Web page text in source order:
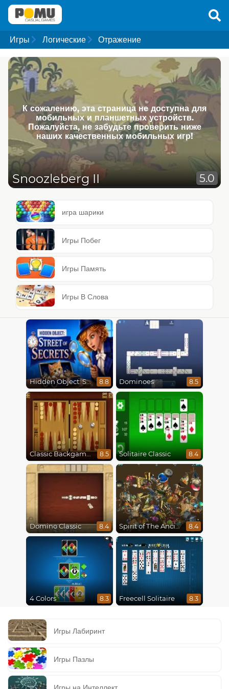
Игры Логические Отражение
К сожалению, эта страница не доступна для
мобильных и планшетных устройств.
Пожалуйста, не забудьте проверить ниже
наших качественных мобильных игр!
Snoozleberg II 5.0
игра шарики
Игры Побег
Игры Память
Игры В Слова
Hidden Object: Street Of Secrets 8.8 Dominoes 8.5
Classic Backgammon 8.5 Solitaire Classic 8.4
Domino Classic 8.4 Spirit of The Ancient Forest 8.4
4 Colors 8.3 Freecell Solitaire 8.3
Игры Лабиринт
Игры Пазлы